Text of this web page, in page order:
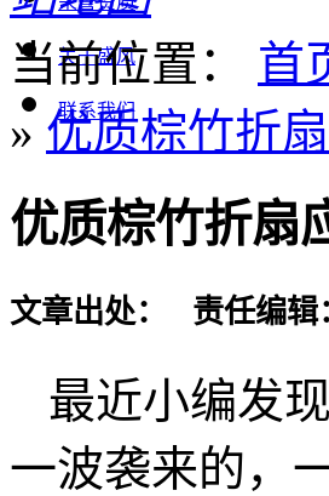
关于盛风
联系我们
当前位置：
首
» 优质棕竹折
优质棕竹折扇
文章出处： 责任编辑
最近小编发
一波袭来的，